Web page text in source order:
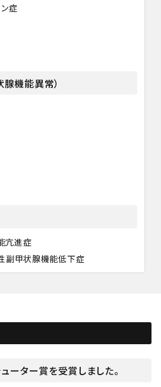
症
機能異常）
亢進症
副甲状腺機能低下症
ーター賞を受賞しました。